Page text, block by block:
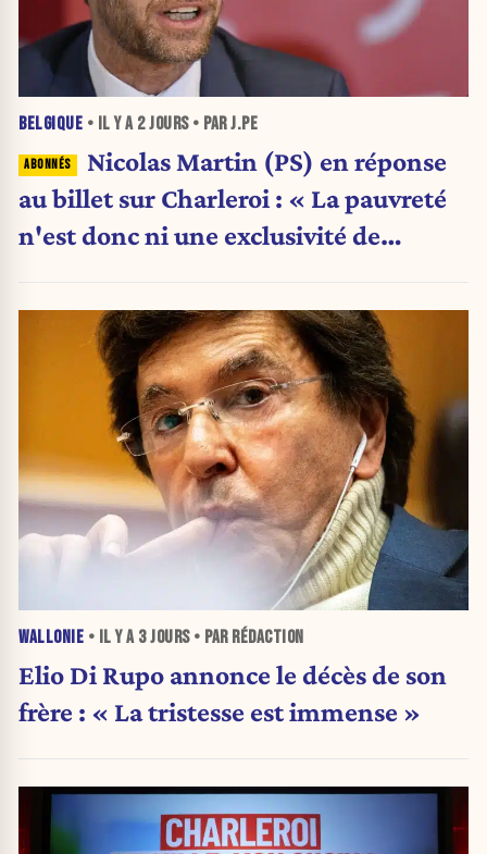
BELGIQUE • IL Y A 2 JOURS• PAR J.PE
Nicolas Martin (PS) en réponse
au billet sur Charleroi : « La pauvreté
n'est donc ni une exclusivité de
WALLONIE • IL Y A 3 JOURS• PAR RÉDACTION
Elio Di Rupo annonce le décès de son
frère : « La tristesse est immense »